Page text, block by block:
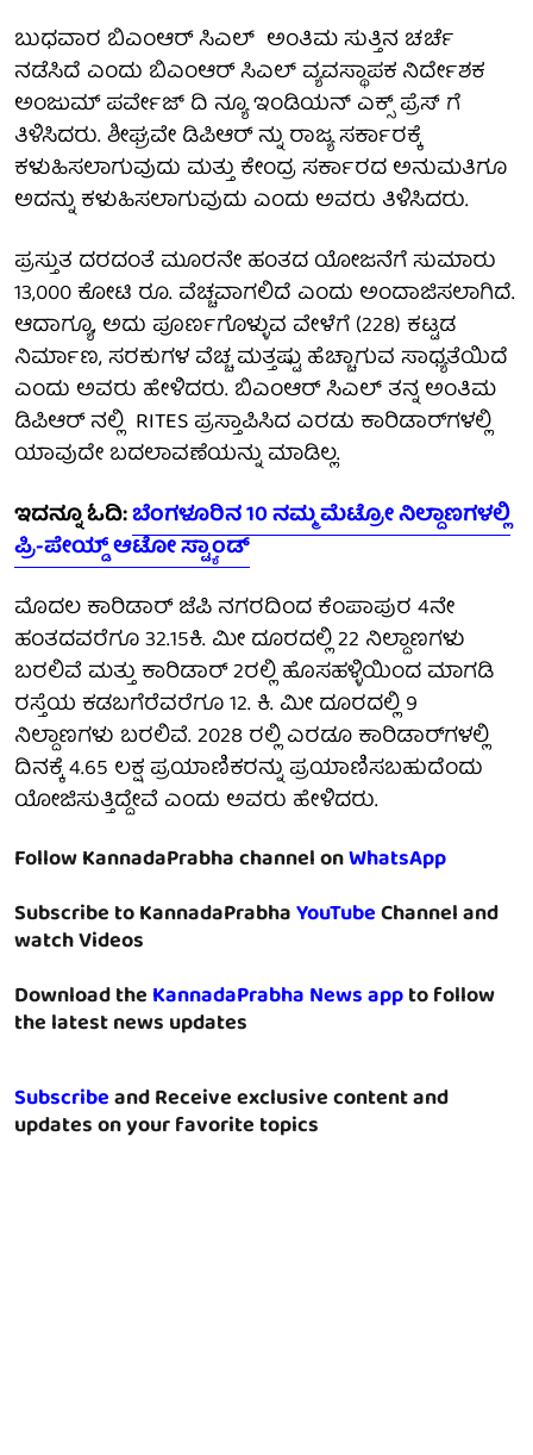
ಬುಧವಾರ ಬಿಎಂಆರ್ ಸಿಎಲ್ ಅಂತಿಮ ಸುತ್ತಿನ ಚರ್ಚೆ
ನಡೆಸಿದೆ ಎಂದು ಬಿಎಂಆರ್ ಸಿಎಲ್ ವ್ಯವಸ್ಥಾಪಕ ನಿರ್ದೇಶಕ
ಅಂಜುಮ್ ಪರ್ವೇಜ್ ದಿ ನ್ಯೂ ಇಂಡಿಯನ್ ಎಕ್ಸ್ ಪ್ರೆಸ್ ಗೆ
ತಿಳಿಸಿದರು. ಶೀಘ್ರವೇ ಡಿಪಿಆರ್ ನ್ನು ರಾಜ್ಯ ಸರ್ಕಾರಕ್ಕೆ
ಕಳುಹಿಸಲಾಗುವುದು ಮತ್ತು ಕೇಂದ್ರ ಸರ್ಕಾರದ ಅನುಮತಿಗೂ
ಅದನ್ನು ಕಳುಹಿಸಲಾಗುವುದು ಎಂದು ಅವರು ತಿಳಿಸಿದರು.
ಪ್ರಸ್ತುತ ದರದಂತೆ ಮೂರನೇ ಹಂತದ ಯೋಜನೆಗೆ ಸುಮಾರು
13,000 ಕೋಟಿ ರೂ. ವೆಚ್ಚವಾಗಲಿದೆ ಎಂದು ಅಂದಾಜಿಸಲಾಗಿದೆ.
ಆದಾಗ್ಯೂ, ಅದು ಪೂರ್ಣಗೊಳ್ಳುವ ವೇಳೆಗೆ (228) ಕಟ್ಟಡ
ನಿರ್ಮಾಣ, ಸರಕುಗಳ ವೆಚ್ಚ ಮತ್ತಷ್ಟು ಹೆಚ್ಚಾಗುವ ಸಾಧ್ಯತೆಯಿದೆ
ಎಂದು ಅವರು ಹೇಳಿದರು. ಬಿಎಂಆರ್ ಸಿಎಲ್ ತನ್ನ ಅಂತಿಮ
ಡಿಪಿಆರ್ ನಲ್ಲಿ RITES ಪ್ರಸ್ತಾಪಿಸಿದ ಎರಡು ಕಾರಿಡಾರ್‌ಗಳಲ್ಲಿ
ಯಾವುದೇ ಬದಲಾವಣೆಯನ್ನು ಮಾಡಿಲ್ಲ.
ಇದನ್ನೂ ಓದಿ:ಬೆಂಗಳೂರಿನ 10 ನಮ್ಮ ಮೆಟ್ರೋ ನಿಲ್ದಾಣಗಳಲ್ಲಿ
ಪ್ರಿ-ಪೇಯ್ಡ್ ಆಟೋ ಸ್ಟ್ಯಾಂಡ್
ಮೊದಲ ಕಾರಿಡಾರ್ ಜೆಪಿ ನಗರದಿಂದ ಕೆಂಪಾಪುರ 4ನೇ
ಹಂತದವರೆಗೂ 32.15ಕಿ. ಮೀ ದೂರದಲ್ಲಿ 22 ನಿಲ್ದಾಣಗಳು
ಬರಲಿವೆ ಮತ್ತು ಕಾರಿಡಾರ್ 2ರಲ್ಲಿ ಹೊಸಹಳ್ಳಿಯಿಂದ ಮಾಗಡಿ
ರಸ್ತೆಯ ಕಡಬಗೆರೆವರೆಗೂ 12. ಕಿ. ಮೀ ದೂರದಲ್ಲಿ 9
ನಿಲ್ದಾಣಗಳು ಬರಲಿವೆ. 2028 ರಲ್ಲಿ ಎರಡೂ ಕಾರಿಡಾರ್‌ಗಳಲ್ಲಿ
ದಿನಕ್ಕೆ 4.65 ಲಕ್ಷ ಪ್ರಯಾಣಿಕರನ್ನು ಪ್ರಯಾಣಿಸಬಹುದೆಂದು
ಯೋಜಿಸುತ್ತಿದ್ದೇವೆ ಎಂದು ಅವರು ಹೇಳಿದರು.
Follow KannadaPrabha channel onWhatsApp
Subscribe to KannadaPrabhaYouTubeChannel and
watch Videos
Download theKannadaPrabha News appto follow
the latest news updates
Subscribeand Receive exclusive content and
updates on your favorite topics